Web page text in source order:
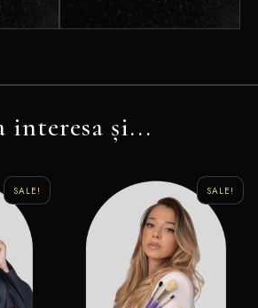
interesa și...
SALE! SALE!